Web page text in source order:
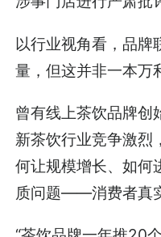
以行业视角看，品牌
量，但这并非一本万
曾有线上茶饮品牌创
新茶饮行业竞争激烈
何让规模增长、如何
质问题——消费者真